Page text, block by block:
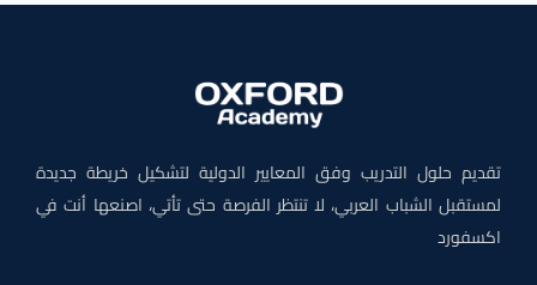
تقديم حلول التدريب وفق المعايير الدولية لتشكيل خريطة جديدة
لمستقبل الشباب العربي، لا تنتظر الفرصة حتى تأتي، اصنعها أنت في
اكسفورد